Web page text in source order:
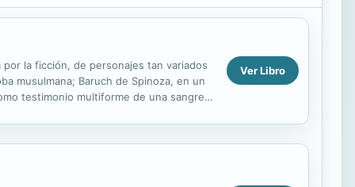
la ficción, de personajes tan variados
musulmana; Baruch de Spinoza, en un
testimonio multiforme de una sangre
Ver Libro